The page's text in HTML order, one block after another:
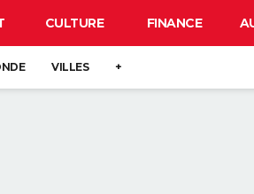
CULTURE FINANCE
VILLES +